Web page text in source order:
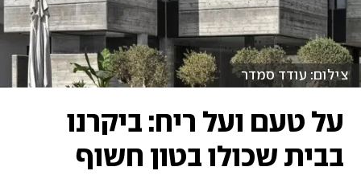
צילום: עודד סמדר
על טעם ועל ריח: ביקרנו
בבית שכולו בטון חשוף